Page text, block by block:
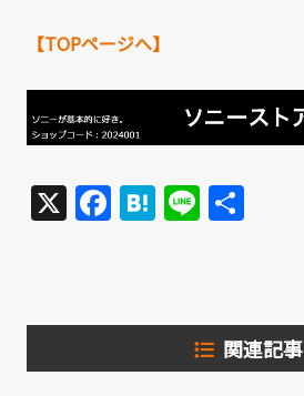
【TOPページへ】
X Facebook
Hatena
Line
関連記事